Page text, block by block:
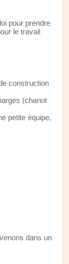
pour prendre
le travail
construction
(chariot
petite équipe,
dans un